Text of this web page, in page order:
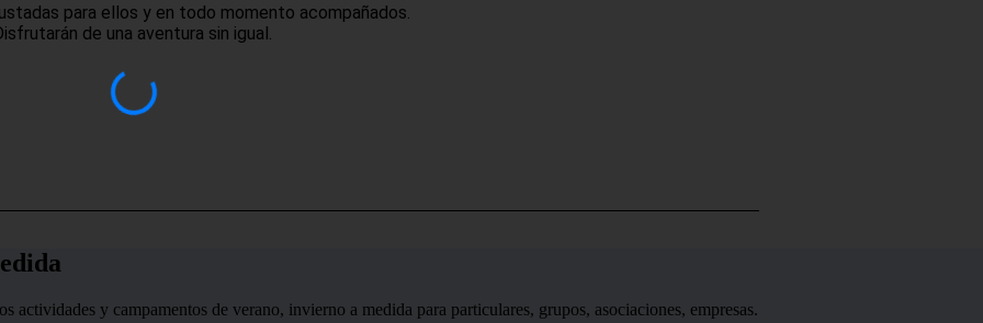
para ellos y en todo momento acompañados.
de una aventura sin igual.
actividades y campamentos de verano, invierno a medida para particulares, grupos, asociaciones, empresas.